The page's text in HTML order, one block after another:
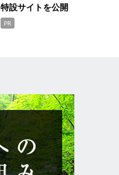
特設サイトを公開
PR